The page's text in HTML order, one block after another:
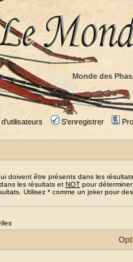
Monde des
S'enregistrer
doivent être présents dans les
les résultats et NOT pour
Utilisez * comme un joker pour des